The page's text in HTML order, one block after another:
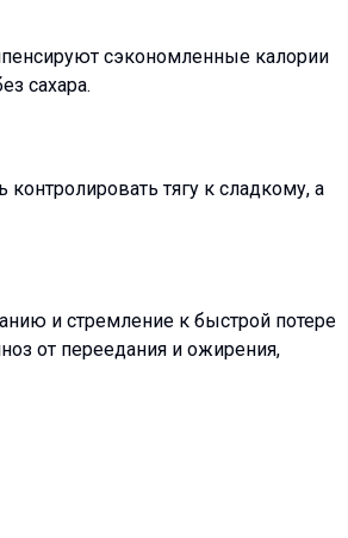
сэкономленные калории
сахара.
тягу к сладкому, а
и стремление к быстрой потере
от переедания и ожирения,